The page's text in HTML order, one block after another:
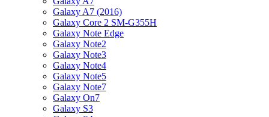
Galaxy A7 (2016)
Galaxy Core 2 SM-G355H
Galaxy Note Edge
Galaxy Note2
Galaxy Note3
Galaxy Note4
Galaxy Note5
Galaxy Note7
Galaxy On7
Galaxy S3